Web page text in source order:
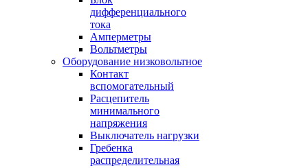
дифференциального
тока
Амперметры
Вольтметры
Оборудование низковольтное
Контакт
вспомогательный
Расцепитель
минимального
напряжения
Выключатель нагрузки
Гребенка
распределительная